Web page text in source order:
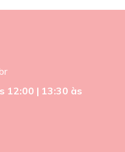
12:00 | 13:30 às